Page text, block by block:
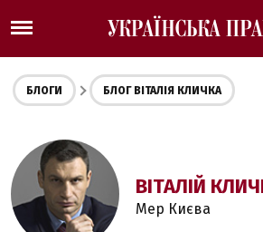
БЛОГИ БЛОГ ВІТАЛІЯ КЛИЧКА
ВІТАЛІЙ
Мер Києва